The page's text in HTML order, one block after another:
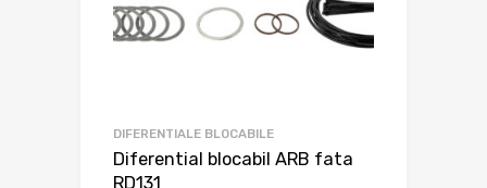
DIFERENTIALE BLOCABILE
Diferential blocabil ARB fata
RD131